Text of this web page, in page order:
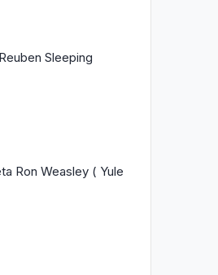
Sleeping
Ron Weasley ( Yule